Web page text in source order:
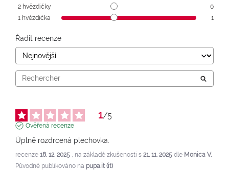
2 hvězdičky
0
1 hvězdička 1
Řadit recenze
1/5
Ověřená recenze
Úplně rozdrcená plechovka.
recenze 18. 12. 2025 , na základě zkušenosti s 21. 11. 2025 dle Monica V.
Původně publikováno na pupa.it (it)